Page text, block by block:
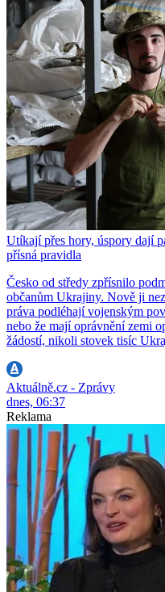
Utíkají přes hory, úspory dají
přísná pravidla
Česko od středy zpřísnilo
občanům Ukrajiny. Nově ji
práva podléhají vojenským
nebo že mají oprávnění zemi
žádostí, nikoli stovek tisíc
Aktuálně.cz - Zprávy
dnes, 06:37
Reklama